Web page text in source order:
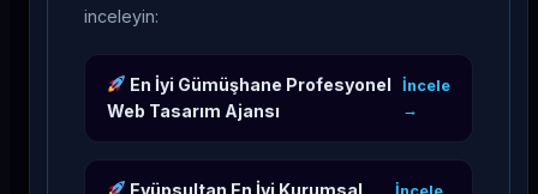
inceleyin:
En İyi Gümüşhane Profesyonel
Web Tasarım Ajansı
İncele
→
Eyüpsultan En İyi Kurumsal